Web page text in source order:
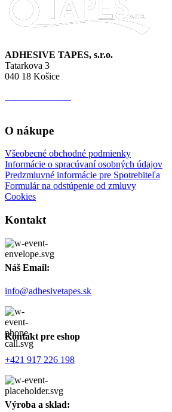
si
môžete
vybrať
produktu.
ADHESIVE TAPES, s.r.o.
Tatarkova 3
040 18 Košice
O nákupe
Všeobecné obchodné podmienky
Informácie o spracúvaní osobných údajov
Predzmluvné informácie pre Spotrebiteľa
Formulár na odstúpenie od zmluvy
Cookies
Kontakt
Náš Email:
info@adhesivetapes.sk
Kontakt pre eshop
+421 917 226 198
Výroba a sklad: